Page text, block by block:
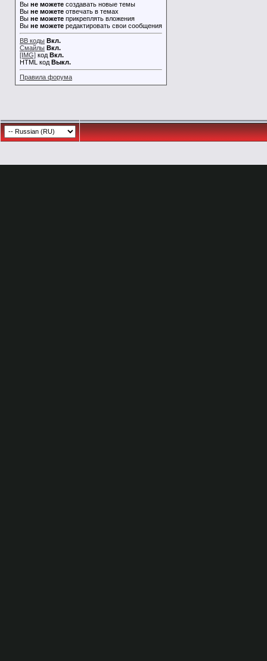
Вы не можете создавать новые темы
Вы не можете отвечать в темах
Вы не можете прикреплять вложения
Вы не можете редактировать свои сообщения
BB коды Вкл.
Смайлы Вкл.
[IMG] код Вкл.
HTML код Выкл.
Правила форума